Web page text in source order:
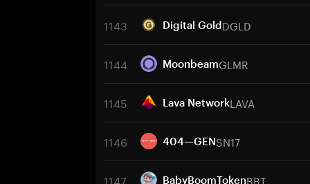
1143 Digital GoldDGLD
1144 MoonbeamGLMR
1145 Lava NetworkLAVA
1146 404—GENSN17
1147 BabyBoomTokenBBT